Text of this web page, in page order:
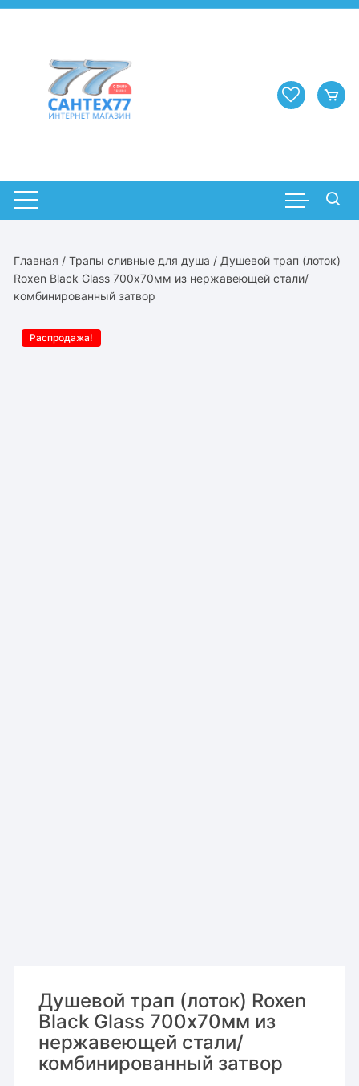
Перейти
Главная /Трапы сливные для душа / Душевой трап (лоток)
Roxen Black Glass 700х70мм из нержавеющей стали/
комбинированный затвор
Распродажа!
Душевой трап (лоток) Roxen
Black Glass 700х70мм из
нержавеющей стали/
комбинированный затвор